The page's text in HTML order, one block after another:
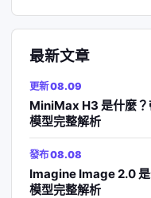
最新文章
更新 08.09
MiniMax H3 是什麼
模型完整解析
發布 08.08
Imagine Image 2.0
模型完整解析